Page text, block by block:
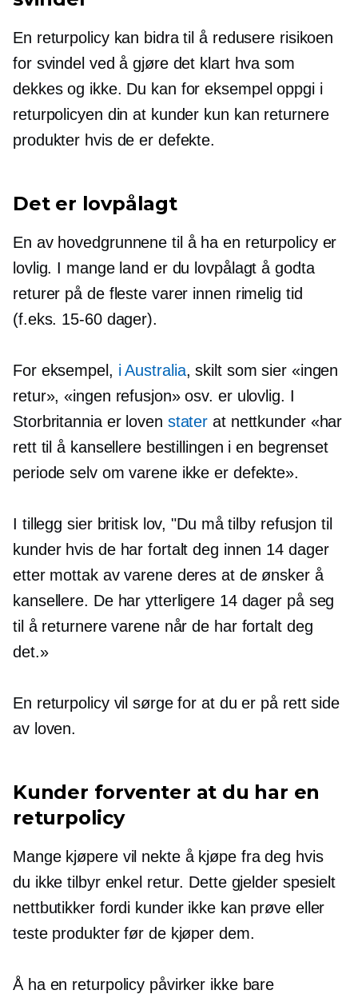
En returpolicy kan bidra til å redusere risikoen
for svindel ved å gjøre det klart hva som
dekkes og ikke. Du kan for eksempel oppgi i
returpolicyen din at kunder kun kan returnere
produkter hvis de er defekte.
Det er lovpålagt
En av hovedgrunnene til å ha en returpolicy er
lovlig. I mange land er du lovpålagt å godta
returer på de fleste varer innen rimelig tid
(f.eks. 15-60dager).
For eksempel, i Australia, skilt som sier «ingen
retur», «ingen refusjon» osv. er ulovlig. I
Storbritannia er loven stater at nettkunder «har
rett til å kansellere bestillingen i en begrenset
periode selv om varene ikke er defekte».
I tillegg sier britisk lov, "Du må tilby refusjon til
kunder hvis de har fortalt deg innen 14 dager
etter mottak av varene deres at de ønsker å
kansellere. De har ytterligere 14 dager på seg
til å returnere varene når de har fortalt deg
det.»
En returpolicy vil sørge for at du er på rett side
av loven.
Kunder forventer at du har en
returpolicy
Mange kjøpere vil nekte å kjøpe fra deg hvis
du ikke tilbyr enkel retur. Dette gjelder spesielt
nettbutikker fordi kunder ikke kan prøve eller
teste produkter før de kjøper dem.
Å ha en returpolicy påvirker ikke bare